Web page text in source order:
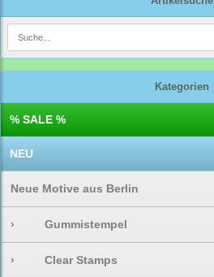
Kategorien
% SALE %
NEU
Neue Motive aus Berlin
› Gummistempel
› Clear Stamps